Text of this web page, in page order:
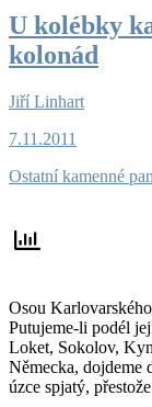
U kolébky
kolonád
Jiří Linhart
7.11.2011
Ostatní kamenné
Osou
Putujeme-li podél
Loket, Sokolov,
Německa, dojdeme
úzce spjatý,